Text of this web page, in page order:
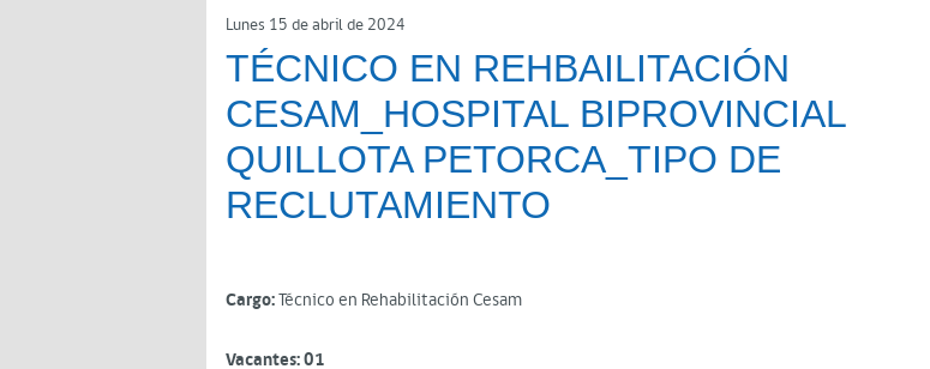
Lunes 15 de abril de 2024
TÉCNICO EN REHBAILITACIÓN
CESAM_HOSPITAL BIPROVINCIAL
QUILLOTA PETORCA_TIPO DE
RECLUTAMIENTO
Cargo:Técnico en Rehabilitación Cesam
Vacantes: 01